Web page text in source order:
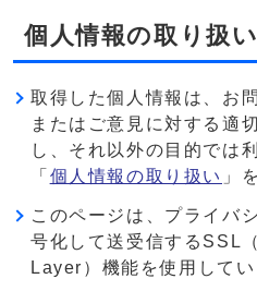
個人情報の取り扱
取得した個人情報は、お
またはご意見に対する適
し、それ以外の目的では
「 個人情報の取り扱い 」
このページは、プライバ
号化して送受信するSSL
Layer）機能を使用してい